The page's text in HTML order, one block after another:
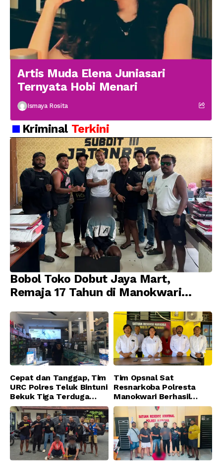
Artis Muda Elena Juniasari
Ternyata Hobi Menari
Ismaya Rosita
Kriminal Terkini
Bobol Toko Dobut Jaya Mart,
Remaja 17 Tahun di Manokwari
Jatanras Polda Papua Barat
Cepat dan Tanggap, Tim
URC Polres Teluk Bintuni
Bekuk Tiga Terduga
Pelaku Pencurian di SMA
Sanawesen
Tim Opsnal Sat
Resnarkoba Polresta
Manokwari Berhasil
Ungkap Kasus Tindak
Pidana Narkotika
Golongan I Jenis Shabu
di SP 4 Distrik Prafi kab.
Manokwari